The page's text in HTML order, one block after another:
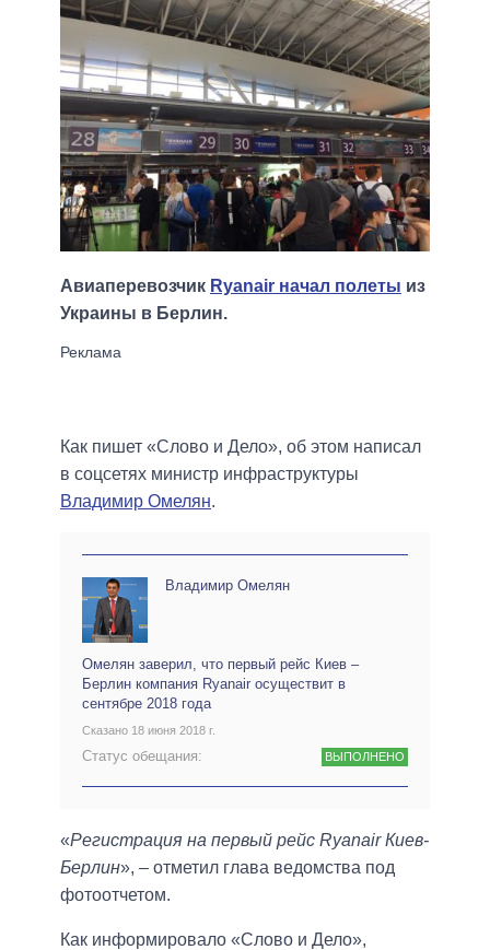
Авиаперевозчик Ryanair начал полеты из
Украины в Берлин.
Как пишет «Слово и Дело», об этом написал
в соцсетях министр инфраструктуры
Владимир Омелян.
Владимир Омелян
Омелян заверил, что первый рейс Киев –
Берлин компания Ryanair осуществит в
сентябре 2018 года
Сказано 18 июня 2018 г.
Статус обещания: ВЫПОЛНЕНО
«Регистрация на первый рейс Ryanair Киев-
Берлин», – отметил глава ведомства под
фотоотчетом.
Как информировало «Слово и Дело»,